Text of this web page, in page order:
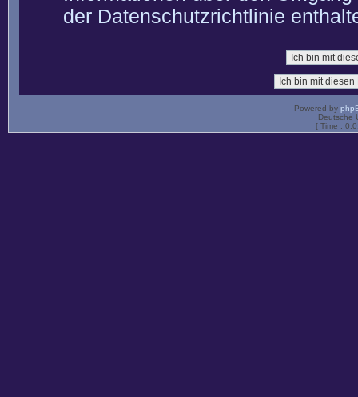
der Datenschutzrichtlinie
Powered by
Deutsche
[ Time :